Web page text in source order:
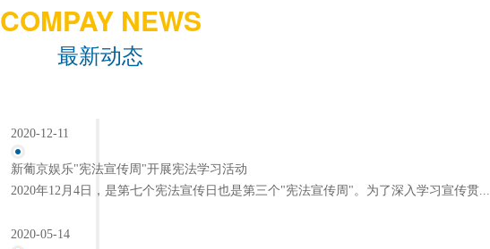
COMPAY NEWS
最新动态
2020-12-11
新葡京娱乐"宪法宣传周"开展宪法学习活动
2020年12月4日，是第七个宪法宣传日也是第三个"宪法宣传周"。为了深入学习宣传贯...
2020-05-14